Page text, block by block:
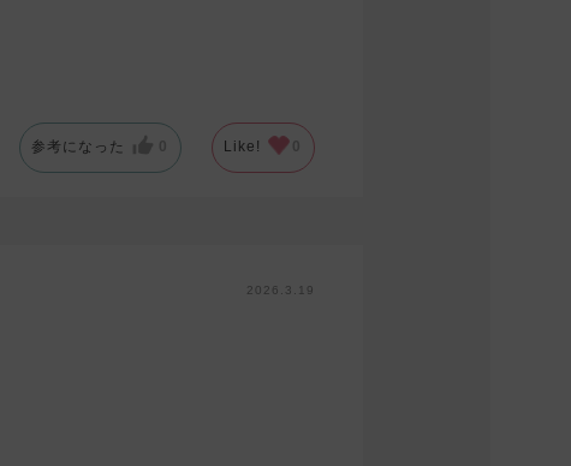
参考になった Like!
2026.3.19